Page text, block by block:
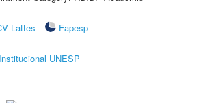
Lattes
Fapesp
UNESP